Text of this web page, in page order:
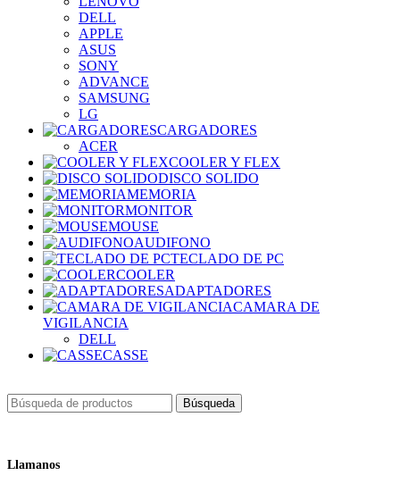
DELL
APPLE
ASUS
SONY
ADVANCE
SAMSUNG
LG
CARGADORES
ACER
COOLER Y FLEX
DISCO SOLIDO
MEMORIA
MONITOR
MOUSE
AUDIFONO
TECLADO DE PC
COOLER
ADAPTADORES
CAMARA DE
VIGILANCIA
DELL
CASSE
Búsqueda
Llamanos